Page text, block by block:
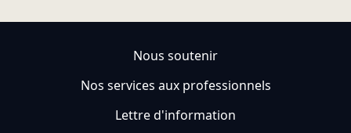
Nous soutenir
Nos services aux professionnels
Lettre d'information